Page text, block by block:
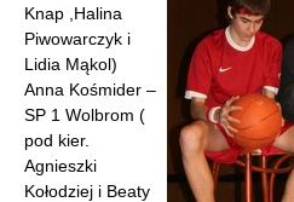
Knap ,Halina
Piwowarczyk i
Lidia Mąkol)
Anna Kośmider –
SP 1 Wolbrom (
pod kier.
Agnieszki
Kołodziej i Beaty